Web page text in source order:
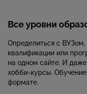
Все уровни
Определиться с
квалификации или
на одном сайте. И
хобби-курсы.
формате.